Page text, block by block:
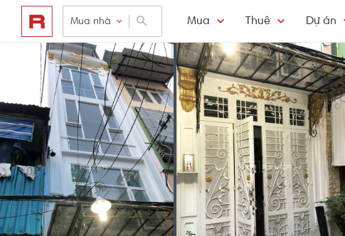
Mua nhà Mua Thuê Dự án